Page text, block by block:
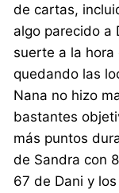
de cartas,
algo parecido a
suerte a la
quedando las
Nana no hizo
bastantes
más puntos
de Sandra con
67 de Dani y